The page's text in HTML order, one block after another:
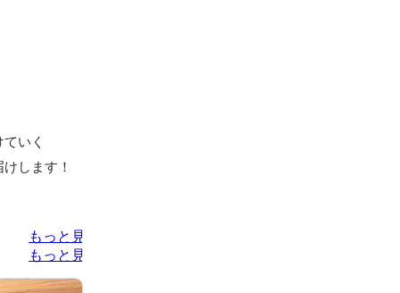
いく
します！
もっと見る
もっと見る